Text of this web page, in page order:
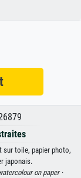
sur toile, papier photo,
japonais.
on paper ·